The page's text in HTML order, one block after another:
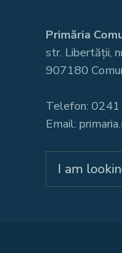
Primăria
str. Libertății,
907180
Telefon:
Email:
for: